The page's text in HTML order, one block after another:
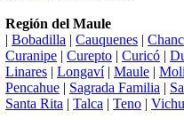
Región del Maule
| Bobadilla | Cauquenes |
Curanipe | Curepto | Curicó |
Linares | Longaví| Maule |
Pencahue | Sagrada Familia |
Santa Rita | Talca | Teno |